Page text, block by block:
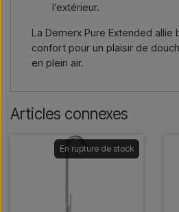
l’extérieur.
La Demerx Pure Extended
confort pour un plaisir de
en plein air.
Articles connexes
En rupture de stock